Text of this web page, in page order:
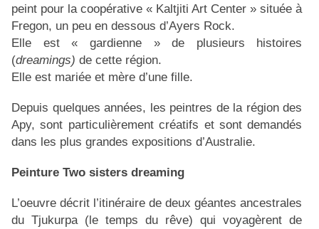
peint pour la coopérative « Kaltjiti Art Center » située à
Fregon, un peu en dessous d’Ayers Rock.
Elle est « gardienne » de plusieurs histoires
(dreamings) de cette région.
Elle est mariée et mère d’une fille.
Depuis quelques années, les peintres de la région des
Apy, sont particulièrement créatifs et sont demandés
dans les plus grandes expositions d’Australie.
Peinture Two sisters dreaming
L’oeuvre décrit l’itinéraire de deux géantes ancestrales
du Tjukurpa (le temps du rêve) qui voyagèrent de